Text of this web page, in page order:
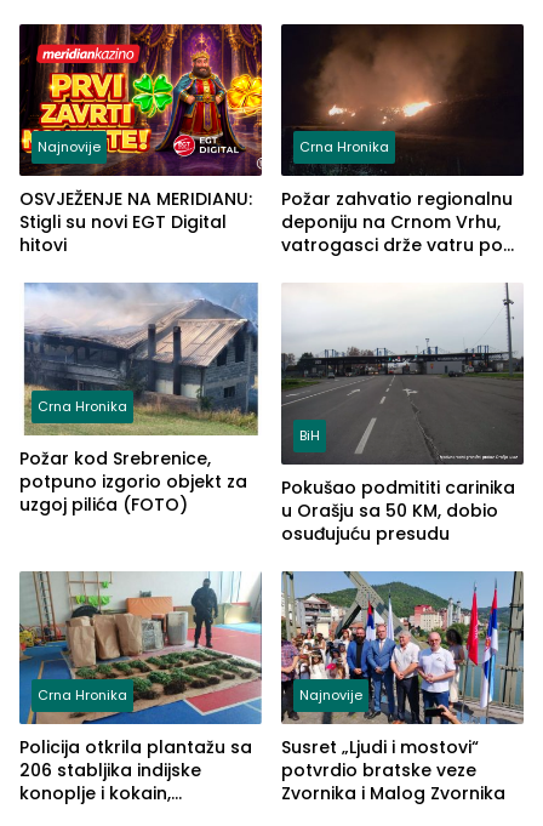
ove godine
Najnovije
OSVJEŽENJE NA MERIDIANU:
Stigli su novi EGT Digital
hitovi
Crna Hronika
Požar zahvatio regionalnu
deponiju na Crnom Vrhu,
vatrogasci drže vatru pod
Crna Hronika
Požar kod Srebrenice,
potpuno izgorio objekt za
uzgoj pilića (FOTO)
BiH
Pokušao podmititi carinika
u Orašju sa 50 KM, dobio
osuđujuću presudu
Crna Hronika
Policija otkrila plantažu sa
206 stabljika indijske
konoplje i kokain,
Najnovije
Susret „Ljudi i mostovi“
potvrdio bratske veze
Zvornika i Malog Zvornika